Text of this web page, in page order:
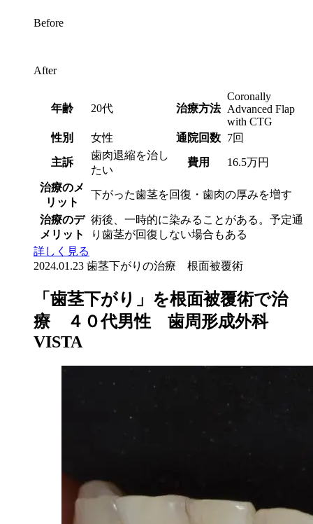
Before
After
年齢 20代 治療方法
Coronally
Advanced Flap
with CTG
性別
女性 通院回数 7回
主訴
歯肉退縮を治し
たい
費用 16.5万円
治療のメ
リット
下がった歯茎を回復・歯肉の厚みを増す
治療のデ
メリット
術後、一時的に染みることがある。予定通
り歯茎が回復しない場合もある
詳しく見る
2024.01.23 歯茎下がりの治療 根面被覆術
「歯茎下がり」を根面被覆術で治
療 ４０代男性 歯周形成外科
VISTA